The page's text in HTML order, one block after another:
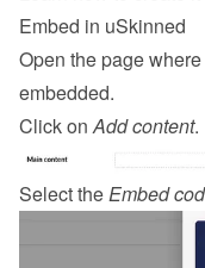
Embed in uSkinned
Open the page
embedded.
Click on Add content.
Select the Embed